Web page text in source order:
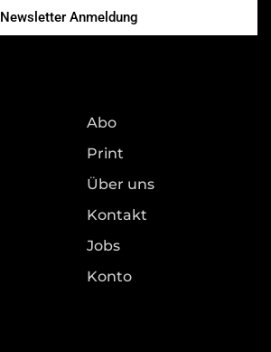
Newsletter Anmeldung
Abo
Print
Über uns
Kontakt
Jobs
Konto